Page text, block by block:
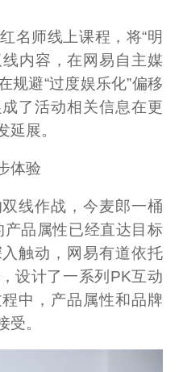
名师线上课程，将“明
线内容，在网易自主媒
规避“过度娱乐化”偏移
了活动相关信息在更
延展。
体验
线作战，今麦郎一桶
产品属性已经直达目标
触动，网易有道依托
设计了一系列PK互动
中，产品属性和品牌
受。